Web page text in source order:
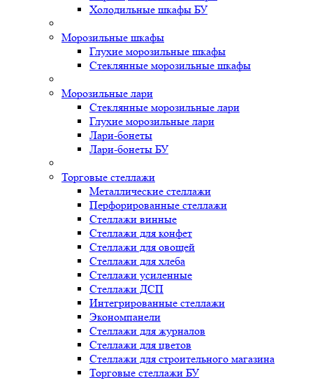
Холодильные шкафы БУ
Морозильные шкафы
Глухие морозильные шкафы
Стеклянные морозильные шкафы
Морозильные лари
Стеклянные морозильные лари
Глухие морозильные лари
Лари-бонеты
Лари-бонеты БУ
Торговые стеллажи
Металлические стеллажи
Перфорированные стеллажи
Стеллажи винные
Стеллажи для конфет
Стеллажи для овощей
Стеллажи для хлеба
Стеллажи усиленные
Стеллажи ДСП
Интегрированные стеллажи
Экономпанели
Стеллажи для журналов
Стеллажи для цветов
Стеллажи для строительного магазина
Торговые стеллажи БУ